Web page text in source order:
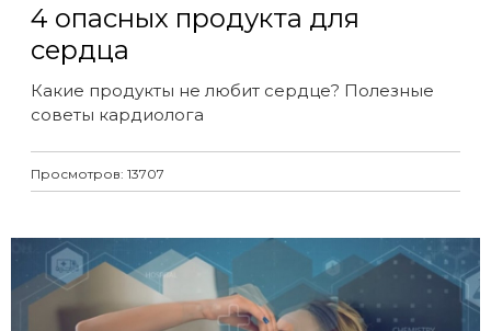
4 опасных продукта для
сердца
Какие продукты не любит сердце? Полезные
советы кардиолога
Просмотров: 13707